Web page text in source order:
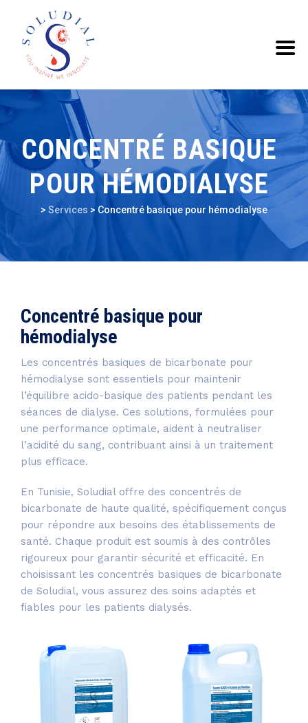
CONCENTRÉ BASIQUE
POUR HÉMODIALYSE
> Services > Concentré basique pour hémodialyse
Concentré basique pour
hémodialyse
Les concentrés basiques de bicarbonate pour
hémodialyse sont essentiels pour maintenir
l’équilibre acido-basique des patients pendant les
séances de dialyse. Ces solutions, formulées pour
une performance optimale, aident à neutraliser
l’acidité du sang, contribuant ainsi à un traitement
plus efficace.
En Tunisie, Soludial offre des concentrés de
bicarbonate de haute qualité, spécifiquement conçus
pour répondre aux besoins des établissements de
santé. Chaque produit est soumis à des contrôles
rigoureux pour garantir sécurité et efficacité. En
choisissant les concentrés basiques de bicarbonate
de Soludial, vous assurez des soins adaptés et
fiables pour les patients dialysés.